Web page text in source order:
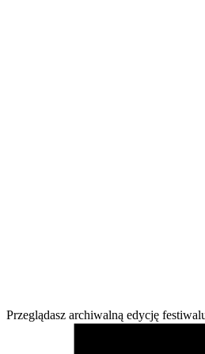
Przeglądasz archiwalną edycję